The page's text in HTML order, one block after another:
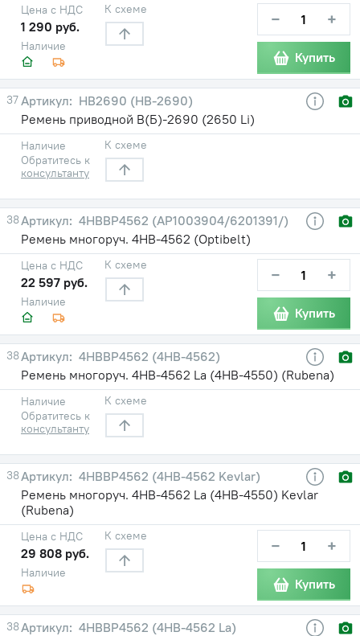
Наличие
Цена с НДС
1 290 руб.
К схеме − +
Купить
37
HB2690 (НВ-2690)
Ремень приводной В(Б)-2690 (2650 Li)
Наличие
Обратитесь к
консультанту
К схеме
38
4HBBP4562 (AP1003904/6201391/)
Ремень многоруч. 4НВ-4562 (Optibelt)
Наличие
Цена с НДС
22 597 руб.
К схеме − +
Купить
38
4HBBP4562 (4НВ-4562)
Ремень многоруч. 4НВ-4562 La (4НВ-4550) (Rubena)
Наличие
Обратитесь к
консультанту
К схеме
38
4HBBP4562 (4НВ-4562 Kevlar)
Ремень многоруч. 4НВ-4562 La (4НВ-4550) Kevlar
(Rubena)
Наличие
Цена с НДС
29 808 руб.
К схеме − +
Купить
38
4HBBP4562 (4НВ-4562 La)